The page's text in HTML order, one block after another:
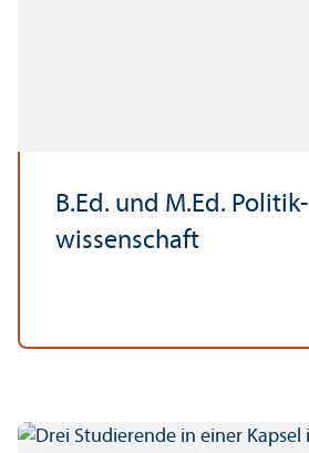
B.Ed. und M.Ed. Politik­
wissenschaft